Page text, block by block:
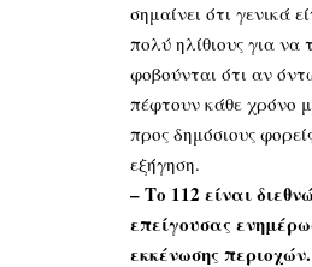
σημαίνει ότι γενικά
πολύ ηλίθιους για να
φοβούνται ότι αν
πέφτουν κάθε χρόνο
προς δημόσιους
εξήγηση.
– Το 112 είναι
επείγουσας
εκκένωσης περιοχών.